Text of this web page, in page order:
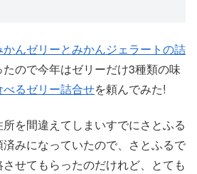
んゼリーとみかんジェラートの詰
ので今年はゼリーだけ3種類の味
るゼリー詰合せを頼んでみた!
を間違えてしまいすでにさとふる
みになっていたので、さとふるで
せてもらったのだけれど、とても